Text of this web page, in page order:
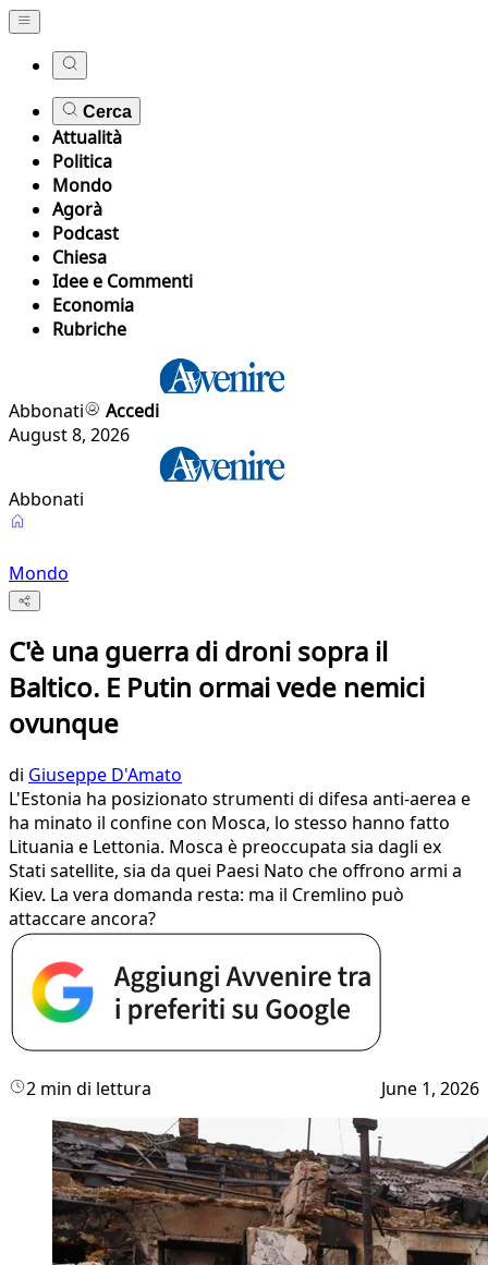
Cerca
Attualità
Politica
Mondo
Agorà
Podcast
Chiesa
Idee e Commenti
Economia
Rubriche
Abbonati
Accedi
August 8, 2026
Abbonati
Mondo
C'è una guerra di droni sopra il
Baltico. E Putin ormai vede nemici
ovunque
di Giuseppe D'Amato
L'Estonia ha posizionato strumenti di difesa anti-aerea e
ha minato il confine con Mosca, lo stesso hanno fatto
Lituania e Lettonia. Mosca è preoccupata sia dagli ex
Stati satellite, sia da quei Paesi Nato che offrono armi a
Kiev. La vera domanda resta: ma il Cremlino può
attaccare ancora?
2 min di lettura June 1, 2026